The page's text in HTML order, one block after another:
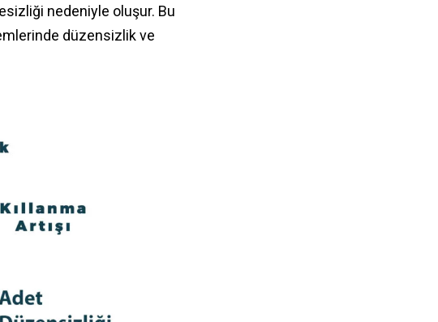
nedeniyle oluşur. Bu
düzensizlik ve